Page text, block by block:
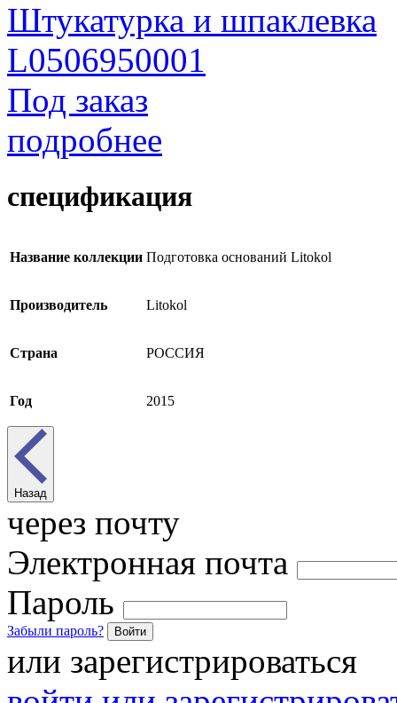
Штукатурка и шпаклевка
L0506950001
Под заказ
подробнее
спецификация
Название коллекции Подготовка оснований Litokol
Производитель Litokol
Страна РОССИЯ
Год 2015
Назад
через почту
Электронная почта
Пароль
Забыли пароль? Войти
или зарегистрироваться